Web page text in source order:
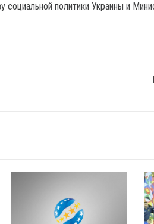
социальной политики Украины и